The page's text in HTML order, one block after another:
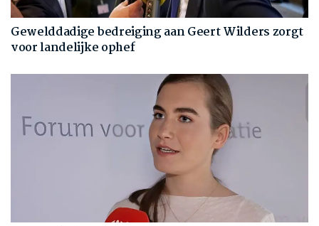
Gewelddadige bedreiging aan Geert Wilders zorgt
voor landelijke ophef